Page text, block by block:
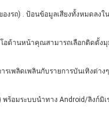
องรถ) . ป้อนข้อมูลเสียงทั้งหมดลง
ด้านหน้าคุณสามารถเลือกติดตั้ง
เพลิดเพลินกับรายการบันเทิงต่า
พร้อมระบบนำทาง Android/ลิงก์มิ